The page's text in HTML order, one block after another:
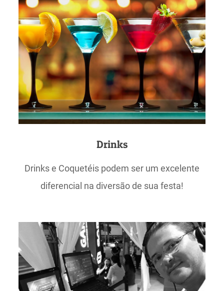
Drinks
Drinks e Coquetéis podem ser um excelente
diferencial na diversão de sua festa!